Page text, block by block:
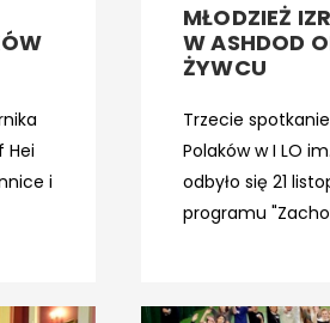
MŁODZIEŻ
W ASHDOD
ŻYWCU
Trzecie
Polaków w I LO
odbyło się 21
programu
Hei
i